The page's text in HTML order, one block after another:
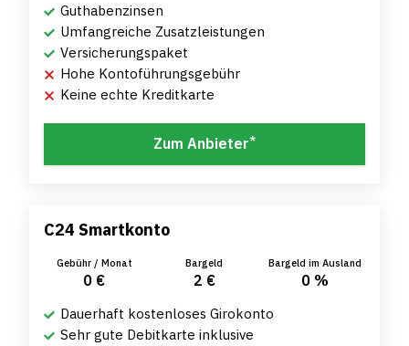
Guthabenzinsen
Umfangreiche Zusatzleistungen
Versicherungspaket
Hohe Kontoführungsgebühr
Keine echte Kreditkarte
Zum Anbieter*
C24 Smartkonto
Gebühr / Monat
0 €
Bargeld
2 €
Bargeld im Ausland
0 %
Dauerhaft kostenloses Girokonto
Sehr gute Debitkarte inklusive